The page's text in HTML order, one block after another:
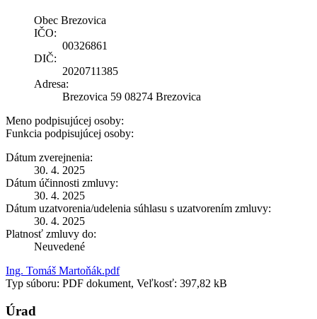
Obec Brezovica
IČO:
00326861
DIČ:
2020711385
Adresa:
Brezovica 59 08274 Brezovica
Meno podpisujúcej osoby:
Funkcia podpisujúcej osoby:
Dátum zverejnenia:
30. 4. 2025
Dátum účinnosti zmluvy:
30. 4. 2025
Dátum uzatvorenia/udelenia súhlasu s uzatvorením zmluvy:
30. 4. 2025
Platnosť zmluvy do:
Neuvedené
Ing. Tomáš Martoňák.pdf
Typ súboru: PDF dokument, Veľkosť: 397,82 kB
Úrad